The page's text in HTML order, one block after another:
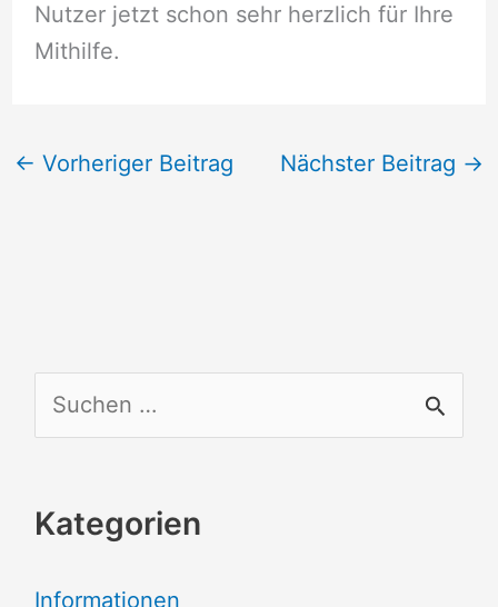
Nutzer jetzt schon sehr herzlich für Ihre
Mithilfe.
← Vorheriger Beitrag Nächster Beitrag →
u
h
Kategorien
Informationen